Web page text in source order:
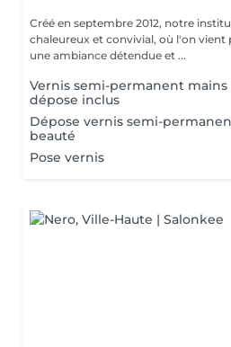
Créé en septembre 2012, notre
chaleureux et convivial, où l'on vient
une ambiance détendue et ...
Vernis semi-permanent mains
dépose inclus
Dépose vernis semi-
beauté
Pose vernis